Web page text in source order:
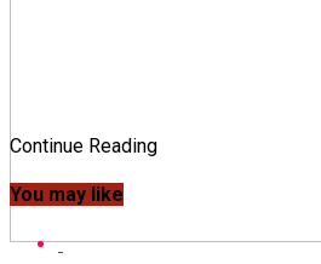
Continue Reading
You may like